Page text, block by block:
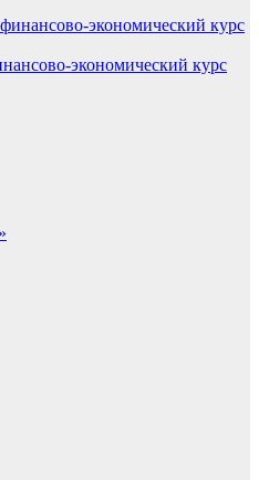
экономический курс